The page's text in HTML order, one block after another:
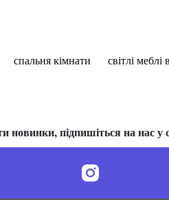
спальня кімнати світлі меблі
новинки, підпишіться на нас у